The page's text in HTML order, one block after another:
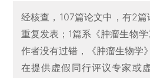
经核查，107篇论文中，有2篇
重复发表；1篇系《肿瘤生物
作者没有过错，《肿瘤生物学
在提供虚假同行评议专家或